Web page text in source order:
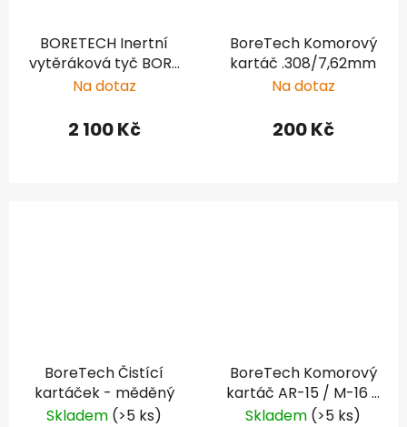
BORETECH Inertní
vytěráková tyč BORE
STIX .22 (středový
Na dotaz
2 100 Kč
BoreTech Komorový
kartáč .308/7,62mm
Na dotaz
200 Kč
BoreTech Čistící
kartáček - měděný
Skladem (>5 ks)
BoreTech Komorový
kartáč AR-15 / M-16 -
nylon .223 / 5.56 mm
Skladem (>5 ks)